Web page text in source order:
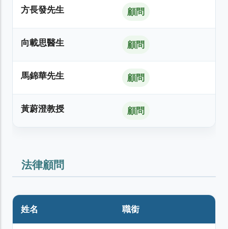
方長發先生 顧問
向載思醫生 顧問
馬錦華先生 顧問
黃蔚澄教授 顧問
法律顧問
姓名 職銜